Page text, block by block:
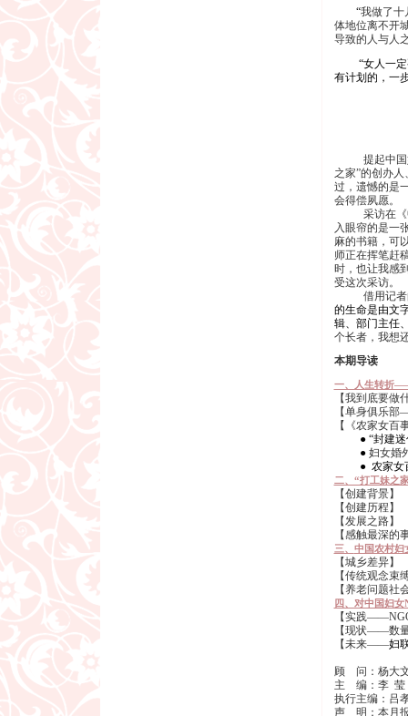
“我做了十
体地位离不开
导致的人与人
“女人一定要
有计划的，一
提起中
之家”的创办
过，遗憾的是
会得偿夙愿。
采访在
入眼帘的是一
麻的书籍，可
师正在挥笔赶
时，也让我感
受这次采访。
借用记
的生命是由文
辑、部门主任
个长者，我想
本期导读
一、人生转折
【我到底要做
【单身俱乐
【《农家女
● “封建
● 妇女婚
● 农家女
二、“打工妹之
【创建背景】
【创建历程】
【发展之路】
【感触最深的
三、 中国农村
【城乡差异】
【传统观念束
【养老问题社
四、对中国妇
【实践
【现状——数
【未来——妇
顾 问：杨大
主 编：李 莹
执行主编：吕
声 明：本月报